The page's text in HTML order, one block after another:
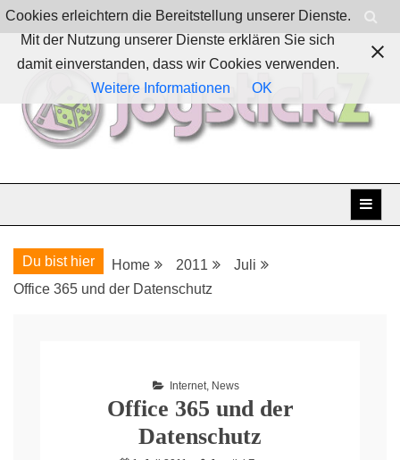
Skip
to
content
JoystickZ
Du bist hier Home 2011
Juli
Office 365 und der Datenschutz
Internet, News
Office 365 und der
Datenschutz
Cookies erleichtern die Bereitstellung unserer Dienste.
Mit der Nutzung unserer Dienste erklären Sie sich
damit einverstanden, dass wir Cookies verwenden.
Weitere Informationen
OK